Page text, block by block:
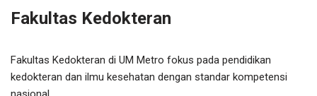
Fakultas Kedokteran
Fakultas Kedokteran di UM Metro fokus pada pendidikan
kedokteran dan ilmu kesehatan dengan standar kompetensi